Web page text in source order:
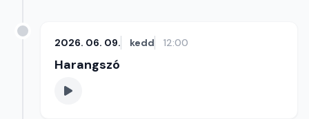
2026. 06. 09. kedd 12:00
Harangszó